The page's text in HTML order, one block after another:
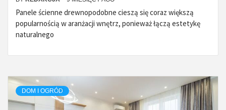
Panele ścienne drewnopodobne cieszą się coraz większą
popularnością w aranżacji wnętrz, ponieważ łączą estetykę
naturalnego
DOM I OGRÓD